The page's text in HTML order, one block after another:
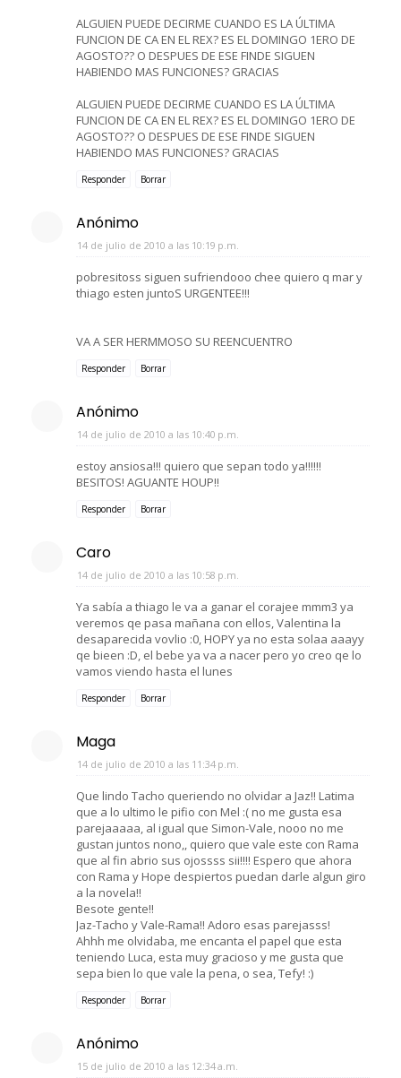
ALGUIEN PUEDE DECIRME CUANDO ES LA ÚLTIMA
FUNCION DE CA EN EL REX? ES EL DOMINGO 1ERO DE
AGOSTO?? O DESPUES DE ESE FINDE SIGUEN
HABIENDO MAS FUNCIONES? GRACIAS
ALGUIEN PUEDE DECIRME CUANDO ES LA ÚLTIMA
FUNCION DE CA EN EL REX? ES EL DOMINGO 1ERO DE
AGOSTO?? O DESPUES DE ESE FINDE SIGUEN
HABIENDO MAS FUNCIONES? GRACIAS
Responder Borrar
Anónimo
14 de julio de 2010 a las 10:19 p.m.
pobresitoss siguen sufriendooo chee quiero q mar y
thiago esten juntoS URGENTEE!!!
VA A SER HERMMOSO SU REENCUENTRO
Responder Borrar
Anónimo
14 de julio de 2010 a las 10:40 p.m.
estoy ansiosa!!! quiero que sepan todo ya!!!!!!
BESITOS! AGUANTE HOUP!!
Responder Borrar
Caro
14 de julio de 2010 a las 10:58 p.m.
Ya sabía a thiago le va a ganar el corajee mmm3 ya
veremos qe pasa mañana con ellos, Valentina la
desaparecida vovlio :0, HOPY ya no esta solaa aaayy
qe bieen :D, el bebe ya va a nacer pero yo creo qe lo
vamos viendo hasta el lunes
Responder Borrar
Maga
14 de julio de 2010 a las 11:34 p.m.
Que lindo Tacho queriendo no olvidar a Jaz!! Latima
que a lo ultimo le pifio con Mel :( no me gusta esa
parejaaaaa, al igual que Simon-Vale, nooo no me
gustan juntos nono,, quiero que vale este con Rama
que al fin abrio sus ojossss sii!!!! Espero que ahora
con Rama y Hope despiertos puedan darle algun giro
a la novela!!
Besote gente!!
Jaz-Tacho y Vale-Rama!! Adoro esas parejasss!
Ahhh me olvidaba, me encanta el papel que esta
teniendo Luca, esta muy gracioso y me gusta que
sepa bien lo que vale la pena, o sea, Tefy! :)
Responder Borrar
Anónimo
15 de julio de 2010 a las 12:34 a.m.